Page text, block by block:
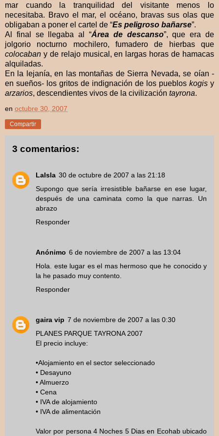
mar cuando la tranquilidad del visitante menos lo
necesitaba. Bravo el mar, el océano, bravas sus olas que
obligaban a poner el cartel de “Es peligroso bañarse”.
Al final se llegaba al “Área de descanso”, que era de
jolgorio nocturno mochilero, fumadero de hierbas que
colocaban y de relajo musical, en largas horas de hamacas
alquiladas.
En la lejanía, en las montañas de Sierra Nevada, se oían -
en sueños- los gritos de indignación de los pueblos kogis y
arzarios, descendientes vivos de la civilización tayrona.
en octubre 30, 2007
Compartir
3 comentarios:
LaIsla 30 de octubre de 2007 a las 21:18
Supongo que sería irresistible bañarse en ese lugar,
después de una caminata como la que narras. Un
abrazo
Responder
Anónimo 6 de noviembre de 2007 a las 13:04
Hola. este lugar es el mas hermoso que he conocido y
la he pasado muy contento.
Responder
gaira vip 7 de noviembre de 2007 a las 0:30
PLANES PARQUE TAYRONA 2007
El precio incluye:
•Alojamiento en el sector seleccionado
• Desayuno
• Almuerzo
• Cena
• IVA de alojamiento
• IVA de alimentación
Valor por persona 4 Noches 5 Dias en Ecohab ubicado